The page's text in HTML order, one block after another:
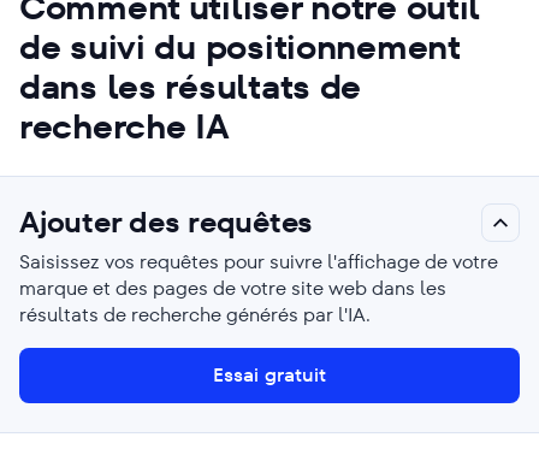
de suivi du positionnement
dans les résultats de
recherche IA
Ajouter des requêtes
Saisissez vos requêtes pour suivre l'affichage de votre
marque et des pages de votre site web dans les
résultats de recherche générés par l'IA.
Essai gratuit